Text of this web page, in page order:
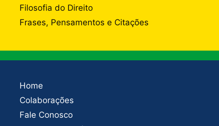
Filosofia do Direito
Frases, Pensamentos e Citações
Home
Colaborações
Fale Conosco